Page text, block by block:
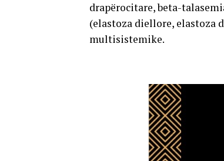
drapërocitare, beta-
(elastoza diellore, elastoza
multisistemike.